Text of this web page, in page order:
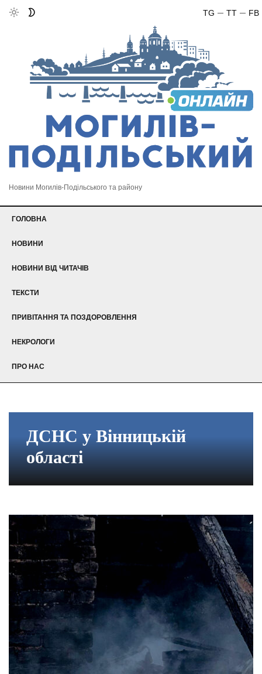
FB
TT
TG
Новини Могилів-Подільського та району
ГОЛОВНА
НОВИНИ
НОВИНИ ВІД ЧИТАЧІВ
ТЕКСТИ
ПРИВІТАННЯ ТА ПОЗДОРОВЛЕННЯ
НЕКРОЛОГИ
ПРО НАС
ДСНС у Вінницькій
області